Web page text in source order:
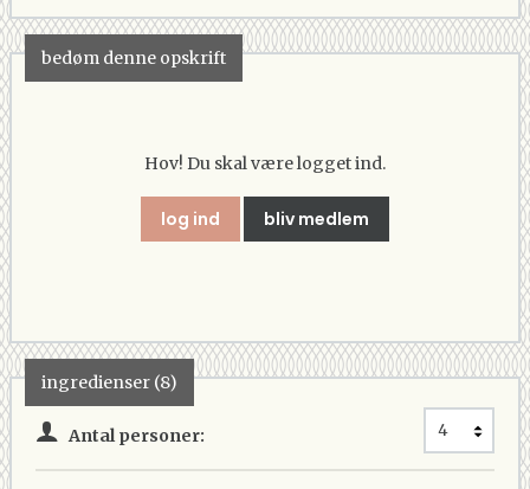
bedøm denne opskrift
Hov! Du skal være logget ind.
log ind bliv medlem
ingredienser (8)
Antal personer: